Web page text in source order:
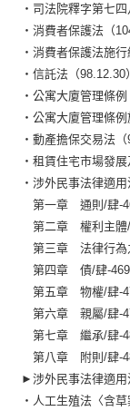
‧司法院釋字第七四
‧消費者保護法（
‧消費者保護法施行
‧信託法（98.12.30
‧公寓大廈管理條例
‧公寓大廈管理條例
‧動產擔保交易法（
‧租賃住宅市場發展
‧涉外民事法律適用
第一章 通則/肆-
第二章 權利主體/
第三章 法律行為
第四章 債/肆-469
第五章 物權/肆-
第六章 親屬/肆-
第七章 繼承/肆-
第八章 附則/肆-
►涉外民事法律適用
‧人工生殖法〈含草